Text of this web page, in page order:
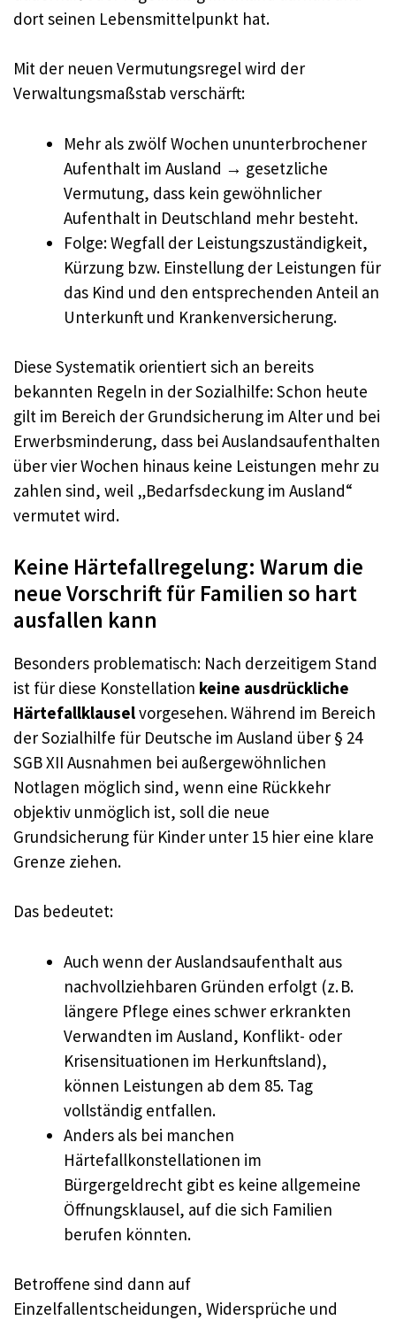
dort seinen Lebensmittelpunkt hat.
Mit der neuen Vermutungsregel wird der
Verwaltungsmaßstab verschärft:
Mehr als zwölf Wochen ununterbrochener
Aufenthalt im Ausland → gesetzliche
Vermutung, dass kein gewöhnlicher
Aufenthalt in Deutschland mehr besteht.
Folge: Wegfall der Leistungszuständigkeit,
Kürzung bzw. Einstellung der Leistungen für
das Kind und den entsprechenden Anteil an
Unterkunft und Krankenversicherung.
Diese Systematik orientiert sich an bereits
bekannten Regeln in der Sozialhilfe: Schon heute
gilt im Bereich der Grundsicherung im Alter und bei
Erwerbsminderung, dass bei Auslandsaufenthalten
über vier Wochen hinaus keine Leistungen mehr zu
zahlen sind, weil „Bedarfsdeckung im Ausland“
vermutet wird.
Keine Härtefallregelung: Warum die
neue Vorschrift für Familien so hart
ausfallen kann
Besonders problematisch: Nach derzeitigem Stand
ist für diese Konstellation keine ausdrückliche
Härtefallklauselvorgesehen. Während im Bereich
der Sozialhilfe für Deutsche im Ausland über § 24
SGB XII Ausnahmen bei außergewöhnlichen
Notlagen möglich sind, wenn eine Rückkehr
objektiv unmöglich ist, soll die neue
Grundsicherung für Kinder unter 15 hier eine klare
Grenze ziehen.
Das bedeutet:
Auch wenn der Auslandsaufenthalt aus
nachvollziehbaren Gründen erfolgt (z. B.
längere Pflege eines schwer erkrankten
Verwandten im Ausland, Konflikt- oder
Krisensituationen im Herkunftsland),
können Leistungen ab dem 85. Tag
vollständig entfallen.
Anders als bei manchen
Härtefallkonstellationen im
Bürgergeldrecht gibt es keine allgemeine
Öffnungsklausel, auf die sich Familien
berufen könnten.
Betroffene sind dann auf
Einzelfallentscheidungen, Widersprüche und